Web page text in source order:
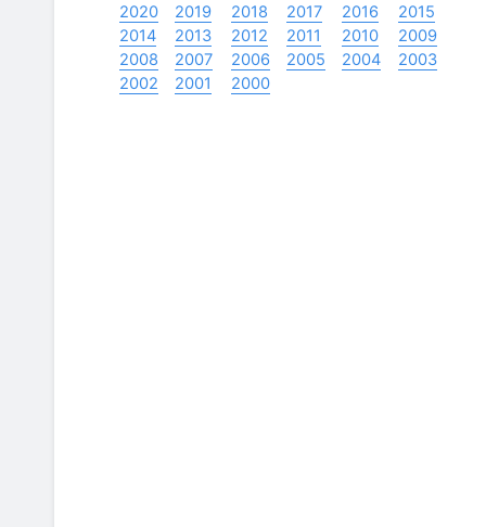
2020
2019 2018 2017 2016
2015
2014
2013 2012 2011 2010
2009
2008
2007 2006 2005 2004
2003
2002
2001 2000